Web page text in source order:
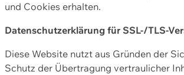
und Cookies erhalten.
Datenschutzerklärung für SSL-/TLS-
Diese Website nutzt aus Gründen der
Schutz der Übertragung vertraulicher